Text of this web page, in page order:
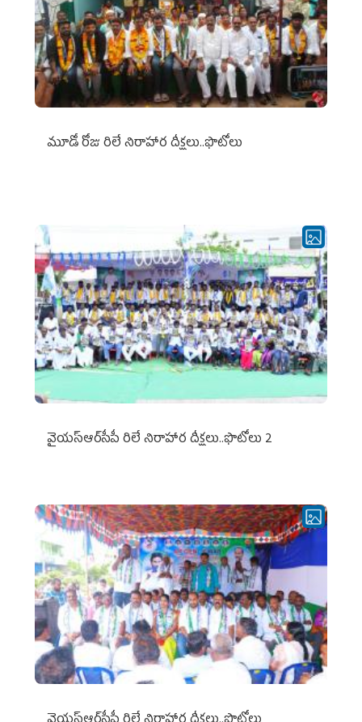
మూడో రోజు రిలే నిరాహార దీక్షలు..ఫొటోలు
వైయ‌స్ఆర్‌సీపీ రిలే నిరాహార దీక్షలు..ఫొటోలు 2